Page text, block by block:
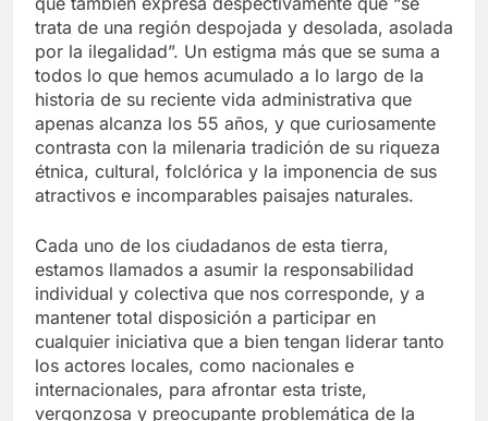
trata de una región despojada y desolada, asolada
por la ilegalidad”. Un estigma más que se suma a
todos lo que hemos acumulado a lo largo de la
historia de su reciente vida administrativa que
apenas alcanza los 55 años, y que curiosamente
contrasta con la milenaria tradición de su riqueza
étnica, cultural, folclórica y la imponencia de sus
atractivos e incomparables paisajes naturales.
Cada uno de los ciudadanos de esta tierra,
estamos llamados a asumir la responsabilidad
individual y colectiva que nos corresponde, y a
mantener total disposición a participar en
cualquier iniciativa que a bien tengan liderar tanto
los actores locales, como nacionales e
internacionales, para afrontar esta triste,
vergonzosa y preocupante problemática de la